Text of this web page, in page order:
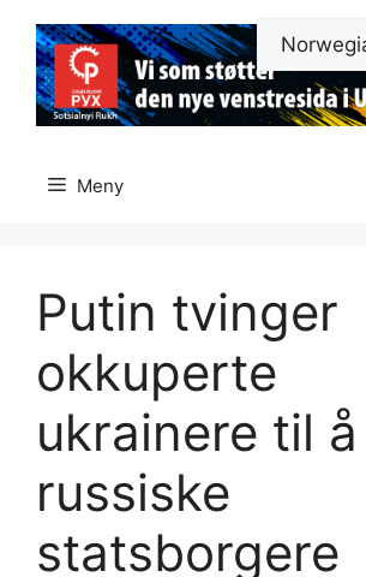
innhold
Meny
Putin tvinger
okkuperte
ukrainere til
russiske
statsborgere